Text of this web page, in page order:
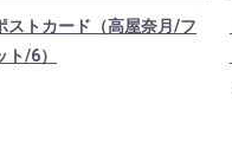
ストカード（高屋奈月/フ
/6）